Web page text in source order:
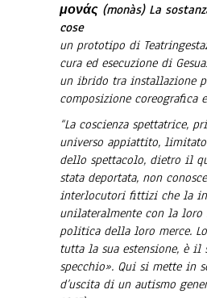
μονάς (monàs) La
cose
un prototipo di
cura ed esecuzione di
un ibrido tra installazione
composizione coreografica
“La coscienza spettatrice,
universo appiattito,
dello spettacolo, dietro il
stata deportata, non
interlocutori fittizi che la
unilateralmente con la loro
politica della loro merce.
tutta la sua estensione, è il
specchio». Qui si mette in
d’uscita di un autismo